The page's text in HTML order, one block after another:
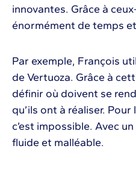
innovantes. Grâce à
énormément de temps et
Par exemple, François
de Vertuoza. Grâce à
définir où doivent se
qu’ils ont à réaliser.
c’est impossible. Avec
fluide et malléable.